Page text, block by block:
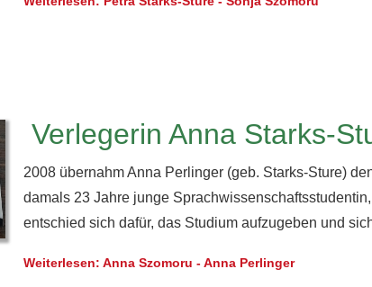
Verlegerin Anna Starks-
2008 übernahm Anna Perlinger (geb. Starks-Sture)
damals 23 Jahre junge
entschied sich dafür, das Studium aufzugeben und
Weiterlesen: Anna Szomoru - Anna Perlinger